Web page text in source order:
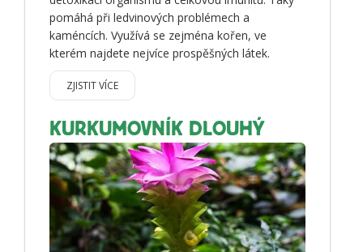
pomáhá při ledvinových problémech a
kaméncích. Využívá se zejména kořen, ve
kterém najdete nejvíce prospěšných látek.
ZJISTIT VÍCE
KURKUMOVNÍK DLOUHÝ